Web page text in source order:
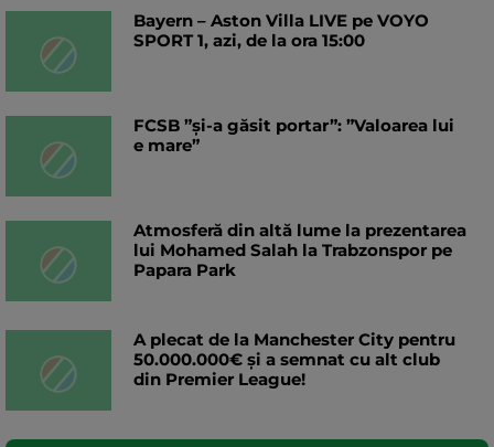
Bayern – Aston Villa LIVE pe VOYO
SPORT 1, azi, de la ora 15:00
FCSB ”și-a găsit portar”: ”Valoarea lui
e mare”
Atmosferă din altă lume la prezentarea
lui Mohamed Salah la Trabzonspor pe
Papara Park
A plecat de la Manchester City pentru
50.000.000€ și a semnat cu alt club
din Premier League!